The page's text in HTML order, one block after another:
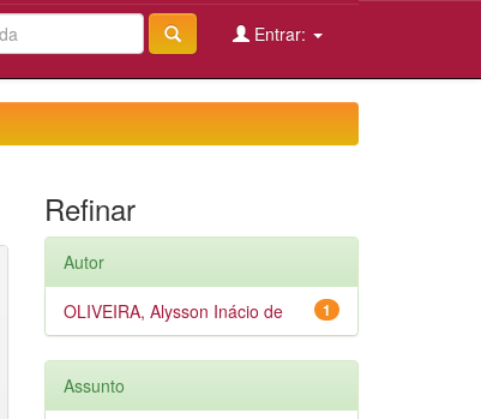
Entrar:
Refinar
Autor
1
OLIVEIRA, Alysson Inácio de
Assunto